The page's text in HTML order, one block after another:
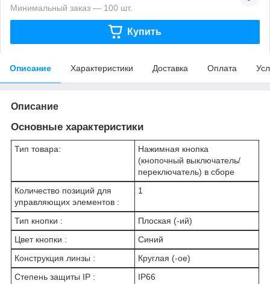
Минимальный заказ — 100 шт.
Купить
Описание Характеристики Доставка Оплата
Описание
Основные характеристики
Тип товара:
Нажимная кнопка
(кнопочный выключатель/
переключатель) в сборе
Количество позиций для
управляющих элементов :
1
Тип кнопки :
Плоская (-ий)
Цвет кнопки :
Синий
Конструкция линзы :
Круглая (-ое)
Степень защиты IP :
IP66